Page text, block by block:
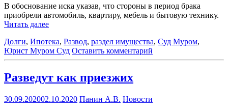
В обоснование иска указав, что стороны в период брака
приобрели автомобиль, квартиру, мебель и бытовую технику.
Читать далее
Долги, Ипотека, Развод, раздел имущества, Суд Муром,
Юрист Муром Суд Оставить комментарий
Разведут как приезжих
30.09.202002.10.2020 Панин А.В. Новости